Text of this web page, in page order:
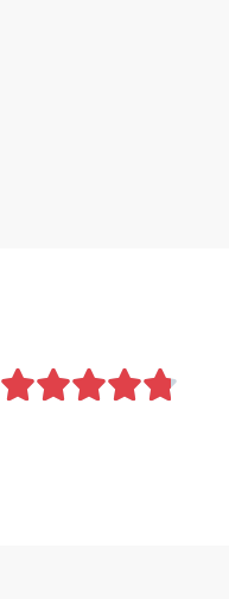
